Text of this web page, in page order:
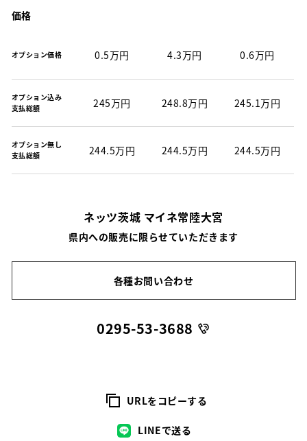
価格
オプション価格 0.5万円 4.3万円 0.6万円
オプション込み
支払総額
245万円 248.8万円 245.1万円
オプション無し
支払総額
244.5万円 244.5万円 244.5万円
ネッツ茨城 マイネ常陸大宮
県内への販売に限らせていただきます
各種お問い合わせ
0295-53-3688
URLをコピーする
LINEで送る